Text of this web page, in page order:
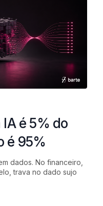
é 5% do
é 95%
dados. No financeiro,
trava no dado sujo